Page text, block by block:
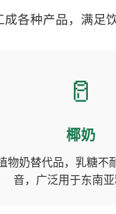
各种产品，满足
🥛
椰奶
物奶替代品，乳糖不
音，广泛用于东南亚